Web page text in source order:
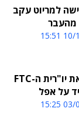
למריוט עקב
מהעבר
10/
ג'ון סטיוארט ראיין את יו"רית ה-FTC
על אפל
03/